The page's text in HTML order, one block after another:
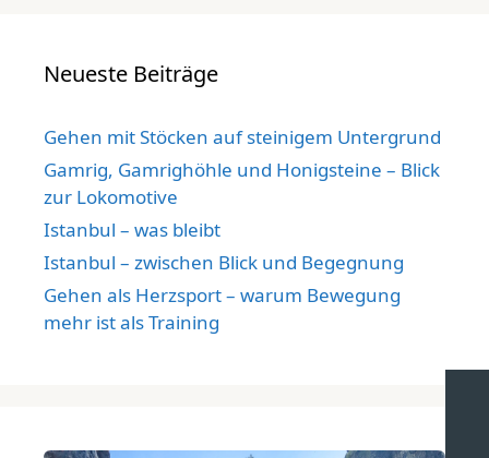
Neueste Beiträge
Gehen mit Stöcken auf steinigem Untergrund
Gamrig, Gamrighöhle und Honigsteine – Blick
zur Lokomotive
Istanbul – was bleibt
Istanbul – zwischen Blick und Begegnung
Gehen als Herzsport – warum Bewegung
mehr ist als Training